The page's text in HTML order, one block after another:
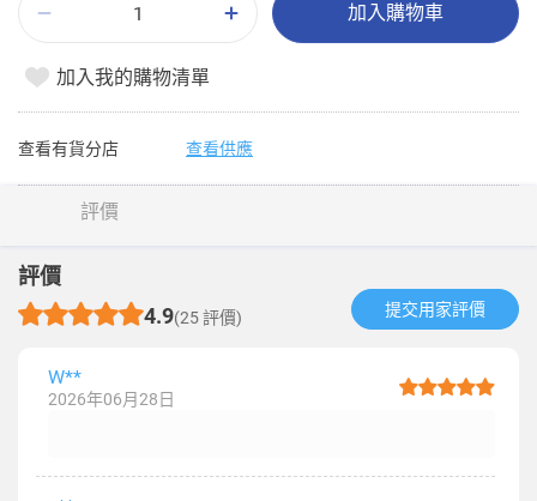
加入購物車
加入我的購物清單
查看有貨分店 查看供應
評價
評價
4.9(25 評價) 提交用家評價​
W**
2026年06月28日